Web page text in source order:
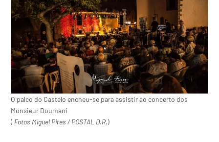
O palco do Castelo encheu-se para assistir ao concerto dos
Monsieur Doumani
( Fotos Miguel Pires / POSTAL D.R.)